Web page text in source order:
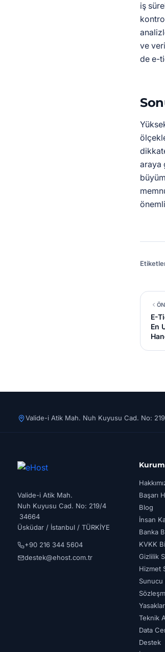
iş
ve
de e-
araya
E-
En
Valide-i Atik Mah. Nuh Kuyusu Cad. No:
Valide-i Atik Mah.
Nuh Kuyusu Cad. No: 219/4
34664
Üsküdar / İstanbul / TÜRKİYE
+90 216 344 5604
destek@ehost.com.tr
Başarı
Blog
İnsan
Banka
KVKK
Gizlilik
Hizmet
Sunucu
Yasaklar
Teknik
Data
Destek